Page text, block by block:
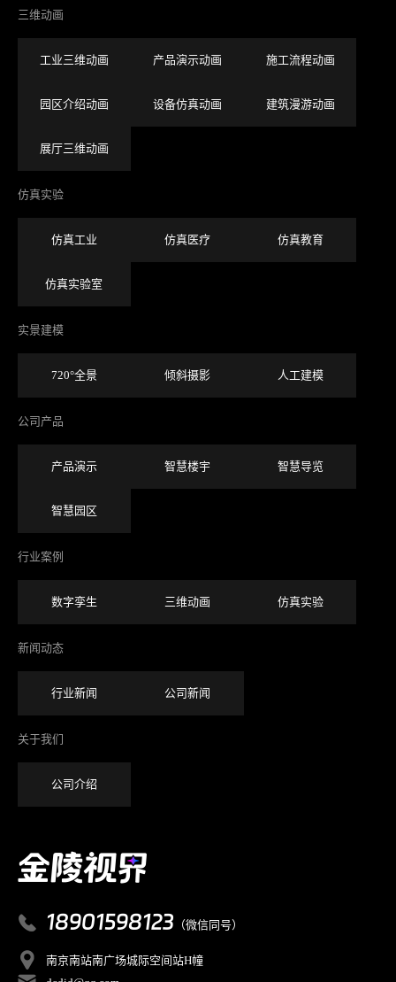
三维动画
工业三维动画 产品演示动画 施工流程动画
园区介绍动画 设备仿真动画 建筑漫游动画
展厅三维动画
仿真实验
仿真工业 仿真医疗 仿真教育
仿真实验室
实景建模
720°全景 倾斜摄影 人工建模
公司产品
产品演示 智慧楼宇 智慧导览
智慧园区
行业案例
数字孪生 三维动画 仿真实验
新闻动态
行业新闻 公司新闻
关于我们
公司介绍
18901598123 （微信同号）
南京南站南广场城际空间站H幢